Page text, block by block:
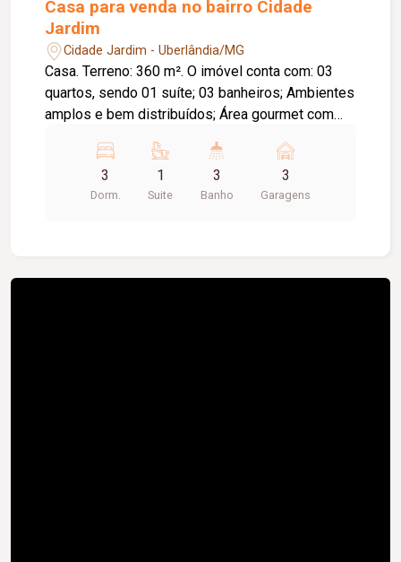
Casa para venda no bairro Cidade
Jardim
Cidade Jardim - Uberlândia/MG
Casa. Terreno: 360 m². O imóvel conta com: 03
quartos, sendo 01 suíte; 03 banheiros; Ambientes
amplos e bem distribuídos; Área gourmet com
Diferenciais: Área de lazer completa; Excelente
localização, com fácil acesso aos principais
comércios e serviços da região; Ideal para quem
3
Dorm.
1
Suite
3
Banho
3
Garagens